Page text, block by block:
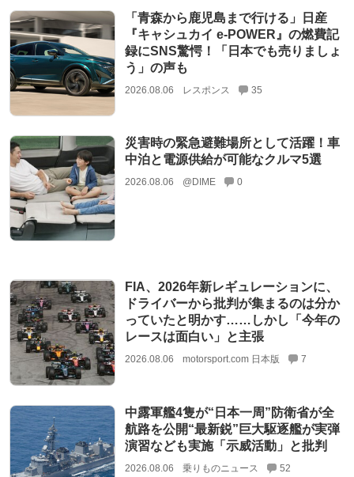
「青森から鹿児島まで行ける」日産
『キャシュカイ e-POWER』の燃費記
録にSNS驚愕！「日本でも売りましょ
う」の声も
2026.08.06 レスポンス 35
災害時の緊急避難場所として活躍！車
中泊と電源供給が可能なクルマ5選
2026.08.06 @DIME 0
FIA、2026年新レギュレーションに、
ドライバーから批判が集まるのは分か
っていたと明かす……しかし「今年の
レースは面白い」と主張
2026.08.06 motorsport.com 日本版 7
中露軍艦4隻が“日本一周”防衛省が全
航路を公開“最新鋭”巨大駆逐艦が実弾
演習なども実施「示威活動」と批判
2026.08.06 乗りものニュース 52